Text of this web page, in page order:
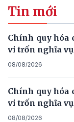
Tin mới
Chính quy hóa
vi trốn nghĩa vụ
08/08/2026
Chính quy hóa
vi trốn nghĩa vụ
08/08/2026